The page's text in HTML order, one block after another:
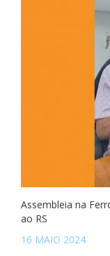
Assembleia na
ao RS
16 MAIO 2024